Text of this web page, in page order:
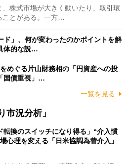
株式市場が大きく動いたり、取引環
とがある。一方…
ド」、何が変わったのかポイントを解
体的な説…
めぐる片山財務相の「円資産への投
国債重視」…
一覧を見る
市況分析」
転換のスイッチになり得る」“介入慣
心理を変える「日米協調為替介入」